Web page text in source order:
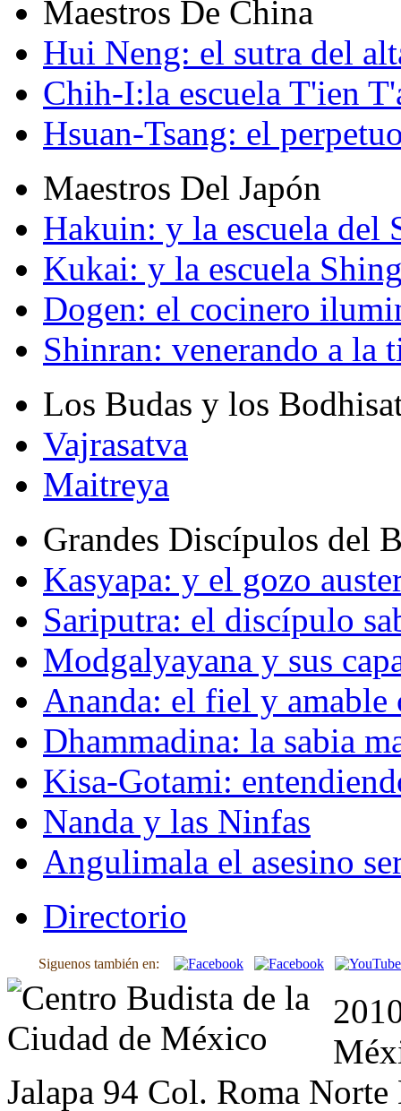
Maestros De China
Hui Neng: el sutra del
Chih-I:la escuela T'ien
Hsuan-Tsang: el
Maestros Del Japón
Hakuin: y la escuela del
Kukai: y la escuela
Dogen: el cocinero
Shinran: venerando a la
Los Budas y los
Vajrasatva
Maitreya
Grandes Discípulos del
Kasyapa: y el gozo
Sariputra: el discípulo
Modgalyayana y sus
Ananda: el fiel y amable
Dhammadina: la sabia
Kisa-Gotami:
Nanda y las Ninfas
Angulimala el asesino
Directorio
Siguenos también en:
Jalapa 94 Col. Roma